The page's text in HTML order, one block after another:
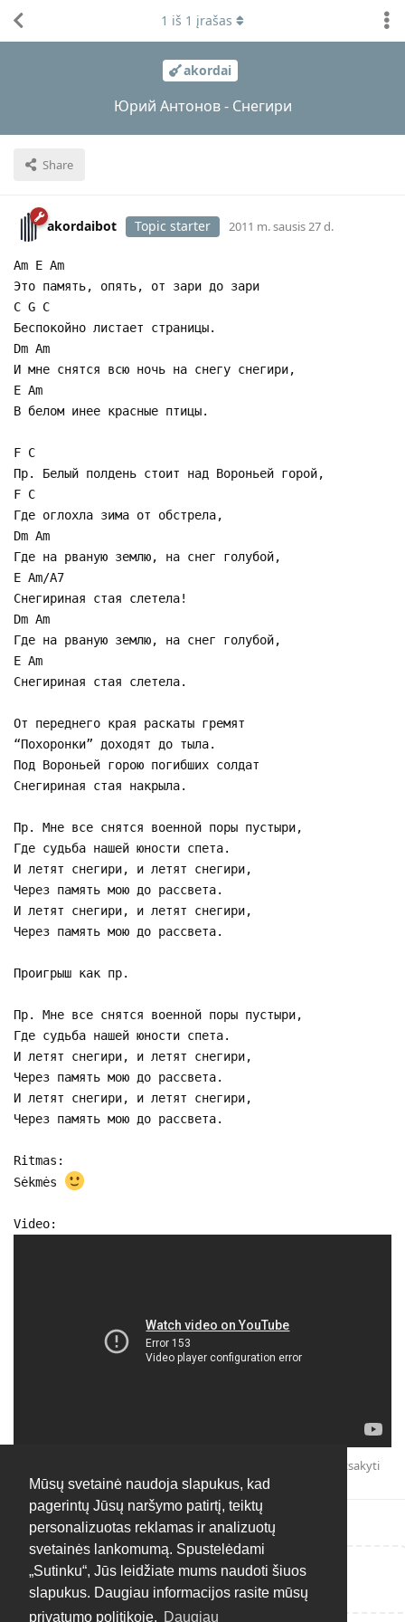
Mūsų svetainė naudoja slapukus, kad
pagerintų Jūsų naršymo patirtį, teiktų
personalizuotas reklamas ir analizuotų
svetainės lankomumą. Spustelėdami
„Sutinku“, Jūs leidžiate mums naudoti šiuos
slapukus. Daugiau informacijos rasite mūsų
privatumo politikoje. Daugiau
akordai
Юрий Антонов - Снегири
Share
1 iš 1 įrašas
akordaibot Topic starter 2011 m. sausis 27 d.
Am E Am
Это память, опять, от зари до зари
C G C
Беспокойно листает страницы.
Dm Am
И мне снятся всю ночь на снегу снегири,
E Am
В белом инее красные птицы.
F C
Пр. Белый полдень стоит над Вороньей горой,
F C
Где оглохла зима от обстрела,
Dm Am
Где на рваную землю, на снег голубой,
E Am/A7
Снегириная стая слетела!
Dm Am
Где на рваную землю, на снег голубой,
E Am
Снегириная стая слетела.
От переднего края раскаты гремят
“Похоронки” доходят до тыла.
Под Вороньей горою погибших солдат
Снегириная стая накрыла.
Пр. Мне все снятся военной поры пустыри,
Где судьба нашей юности спета.
И летят снегири, и летят снегири,
Через память мою до рассвета.
И летят снегири, и летят снегири,
Через память мою до рассвета.
Проигрыш как пр.
Пр. Мне все снятся военной поры пустыри,
Где судьба нашей юности спета.
И летят снегири, и летят снегири,
Через память мою до рассвета.
И летят снегири, и летят снегири,
Через память мою до рассвета.
Ritmas:
Sėkmės
Video:
Atsakyti
Rašyti atsakymą...